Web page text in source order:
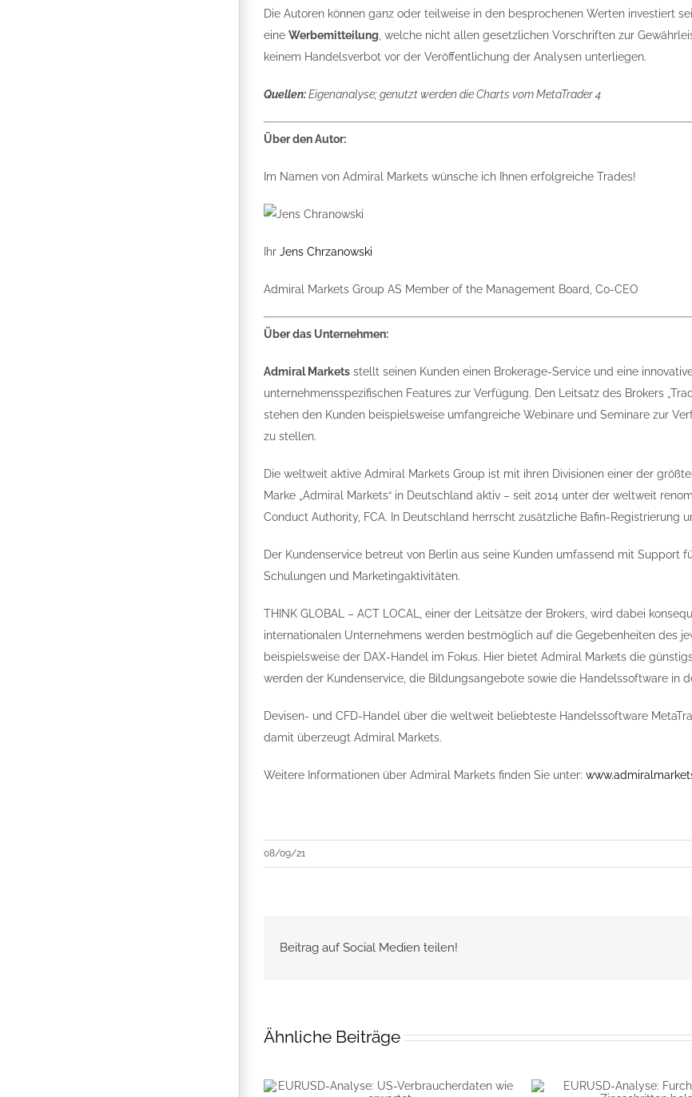
Die Autoren können ganz oder teilweise in den besprochenen Werten investiert
eine Werbemitteilung , welche nicht allen gesetzlichen Vorschriften zur
keinem Handelsverbot vor der Veröffentlichung der Analysen unterliegen.
Quellen:Eigenanalyse; genutzt werden die Charts vom MetaTrader 4
Über den Autor:
Im Namen von Admiral Markets wünsche ich Ihnen erfolgreiche Trades!
Ihr Jens Chrzanowski
Admiral Markets Group AS Member of the Management Board, Co-CEO
Über das Unternehmen:
Admiral Markets stellt seinen Kunden einen Brokerage-Service und eine
unternehmensspezifischen Features zur Verfügung. Den Leitsatz des Brokers
stehen den Kunden beispielsweise umfangreiche Webinare und Seminare zur
zu stellen.
Die weltweit aktive Admiral Markets Group ist mit ihren Divisionen einer der
Marke „Admiral Markets“ in Deutschland aktiv – seit 2014 unter der weltweit
Conduct Authority, FCA. In Deutschland herrscht zusätzliche Bafin-Registrierung
Der Kundenservice betreut von Berlin aus seine Kunden umfassend mit Support
Schulungen und Marketingaktivitäten.
THINK GLOBAL – ACT LOCAL, einer der Leitsätze der Brokers, wird dabei
internationalen Unternehmens werden bestmöglich auf die Gegebenheiten des
beispielsweise der DAX-Handel im Fokus. Hier bietet Admiral Markets die
werden der Kundenservice, die Bildungsangebote sowie die Handelssoftware in
Devisen- und CFD-Handel über die weltweit beliebteste Handelssoftware
damit überzeugt Admiral Markets.
Weitere Informationen über Admiral Markets finden Sie unter:
08/09/21
Beitrag auf Social Medien teilen!
Ähnliche Beiträge